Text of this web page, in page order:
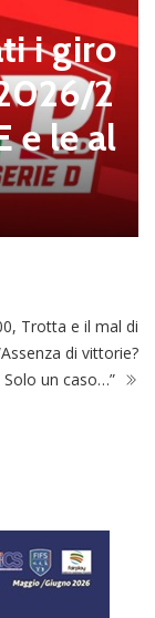
i giro
2
e le al
Trotta e il mal di
di vittorie?
Solo un caso…”